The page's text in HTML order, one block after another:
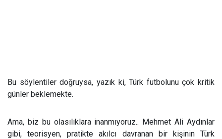
Bu söylentiler doğruysa, yazık ki, Türk futbolunu çok kritik
günler beklemekte.
Ama, biz bu olasılıklara inanmıyoruz.. Mehmet Ali Aydınlar
gibi, teorisyen, pratikte akılcı davranan bir kişinin Türk